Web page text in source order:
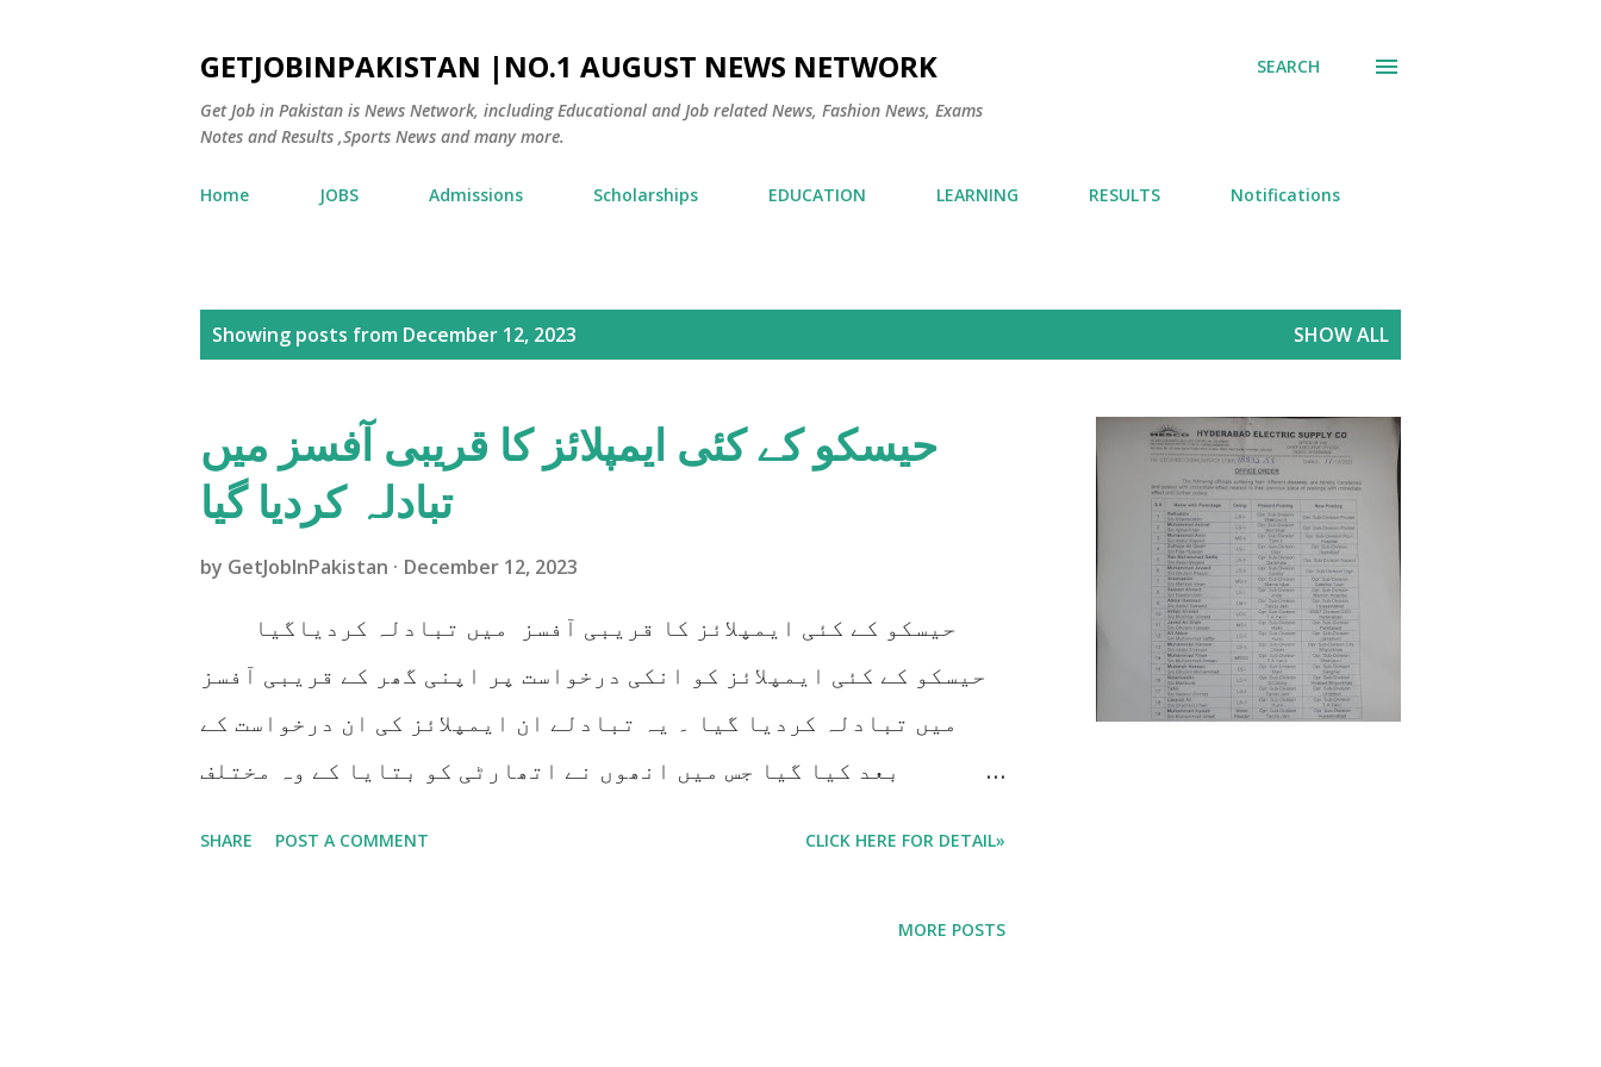
GETJOBINPAKISTAN |NO.1 AUGUST NEWS NETWORK
Get Job in Pakistan is News Network, including Educational and Job related News, Fashion News, Exams
Notes and Results ,Sports News and many more.
SEARCH
Home JOBS Admissions Scholarships EDUCATION LEARNING RESULTS Notifications
Showing posts from December 12, 2023 SHOW ALL
حیسکو کے کئی ایمپلائز کا قریبی آفسز میں
تبادلہ کردیا گیا
by GetJobInPakistan December 12, 2023
حیسکو کے کئی ایمپلائز کا قریبی آفسز میں تبادلہ کردیاگیا
حیسکو کے کئی ایمپلائز کو انکی درخواست پر اپنی گھر کے قریبی آفسز
میں تبادلہ کردیا گیا ۔ یہ تبادلے ان ایمپلائز کی ان درخواست کے
بعد کیا گیا جس میں انھوں نے اتھارٹی کو بتایا کے وہ مختلف
SHARE POST A COMMENT CLICK HERE FOR DETAIL»
MORE POSTS